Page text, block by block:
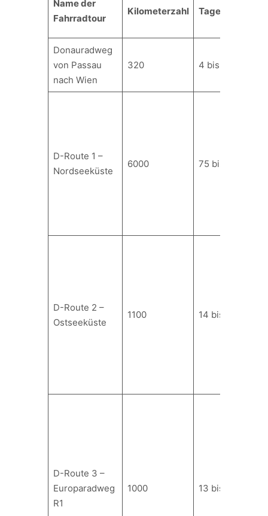
Name der
Fahrradtour
Kilometerzahl Tagesetappen
Donauradweg
von Passau
nach Wien
320 4 bis 7
D-Route 1 –
Nordseeküste
6000 75 bis 150
D-Route 2 –
Ostseeküste
1100 14 bis 20
D-Route 3 –
Europaradweg
R1
1000 13 bis 18